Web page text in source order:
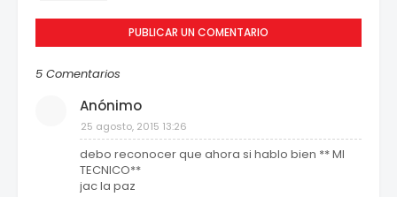
PUBLICAR UN COMENTARIO
5 Comentarios
Anónimo
25 agosto, 2015 13:26
debo reconocer que ahora si hablo bien ** MI
TECNICO**
jac la paz